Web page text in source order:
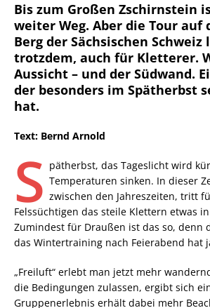
Bis zum Großen Zschirnstein
weiter Weg. Aber die Tour auf
Berg der Sächsischen
trotzdem, auch für Kletterer.
Aussicht – und der Südwand.
der besonders im Spätherbst
hat.
Text: Bernd Arnold
S pätherbst, das Tageslicht wird
Temperaturen sinken. In dieser
zwischen den Jahreszeiten, tritt
Felssüchtigen das steile Klettern etwas
Zumindest für Draußen ist das so, denn
das Wintertraining nach Feierabend hat
„Freiluft“ erlebt man jetzt mehr
die Bedingungen zulassen, ergibt sich
Gruppenerlebnis erhält dabei mehr